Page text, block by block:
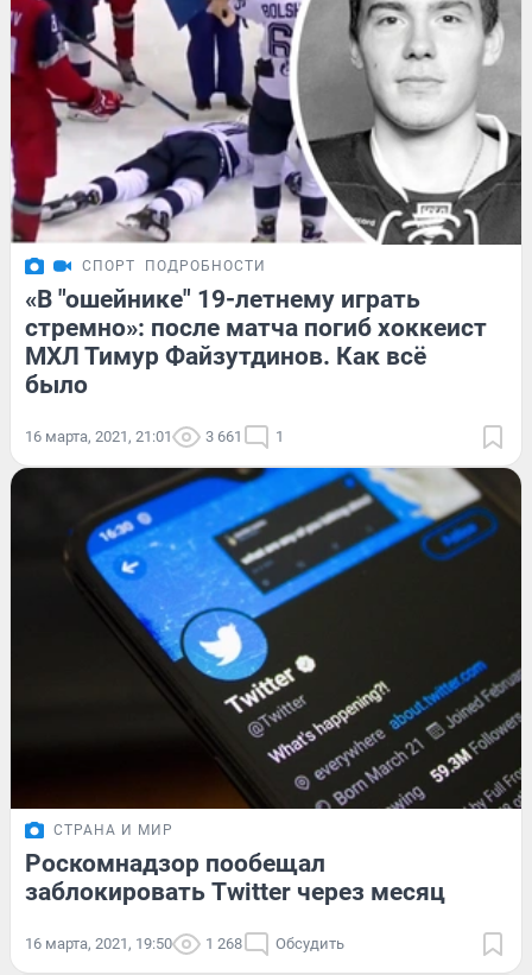
СПОРТ ПОДРОБНОСТИ
«В "ошейнике" 19-летнему играть
стремно»: после матча погиб хоккеист
МХЛ Тимур Файзутдинов. Как всё
было
16 марта, 2021, 21:01 3 661 1
СТРАНА И МИР
Роскомнадзор пообещал
заблокировать Twitter через месяц
16 марта, 2021, 19:50 1 268 Обсудить